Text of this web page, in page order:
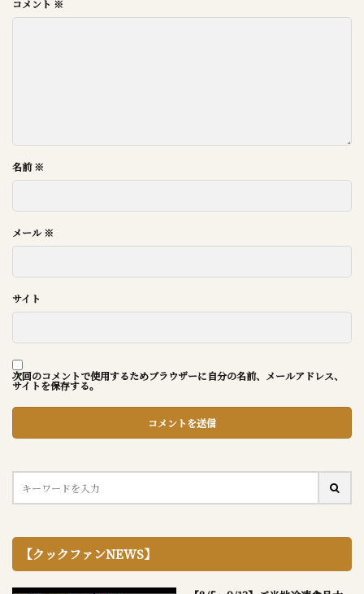
コメント ※
名前※
メール※
サイト
次回のコメントで使用するためブラウザーに自分の名前、メールアドレス、
サイトを保存する。
【クックファンNEWS】